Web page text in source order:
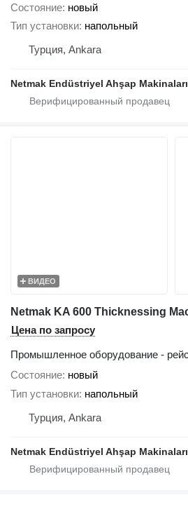
Состояние новый
Тип установки напольный
Турция, Ankara
ВИДЕО
Netmak KA 600 Thicknessing
Цена по запросу
Промышленное оборудование -
Состояние новый
Тип установки напольный
Турция, Ankara